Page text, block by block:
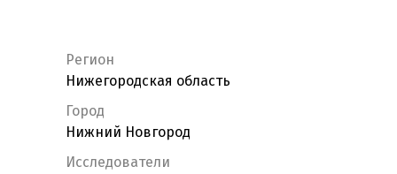
Регион
Нижегородская область
Город
Нижний Новгород
Исследователи